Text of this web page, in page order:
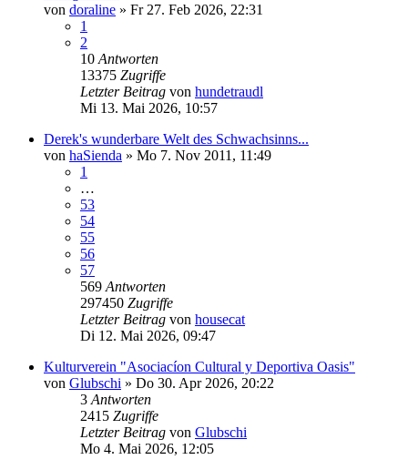
von doraline » Fr 27. Feb 2026, 22:31
1
2
10 Antworten
13375 Zugriffe
Letzter Beitrag von hundetraudl
Mi 13. Mai 2026, 10:57
Derek's wunderbare Welt des Schwachsinns...
von haSienda » Mo 7. Nov 2011, 11:49
1
…
53
54
55
56
57
569 Antworten
297450 Zugriffe
Letzter Beitrag von housecat
Di 12. Mai 2026, 09:47
Kulturverein "Asociacíon Cultural y Deportiva Oasis"
von Glubschi » Do 30. Apr 2026, 20:22
3 Antworten
2415 Zugriffe
Letzter Beitrag von Glubschi
Mo 4. Mai 2026, 12:05